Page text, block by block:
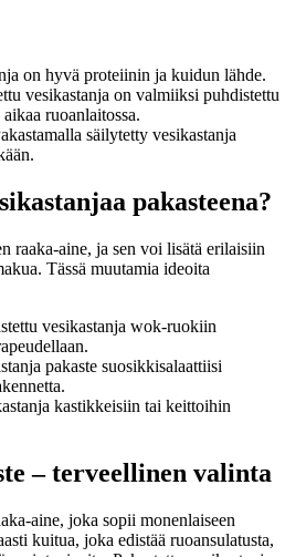
on hyvä proteiinin ja kuidun lähde.
vesikastanja on valmiiksi puhdistettu
ruoanlaitossa.
säilytetty vesikastanja
pakasteena?
raaka-aine, ja sen voi lisätä erilaisiin
Tässä muutamia ideoita
vesikastanja wok-ruokiin
pakaste suosikkisalaattiisi
kastikkeisiin tai keittoihin
– terveellinen valinta
aine, joka sopii monenlaiseen
kuitua, joka edistää ruoansulatusta,